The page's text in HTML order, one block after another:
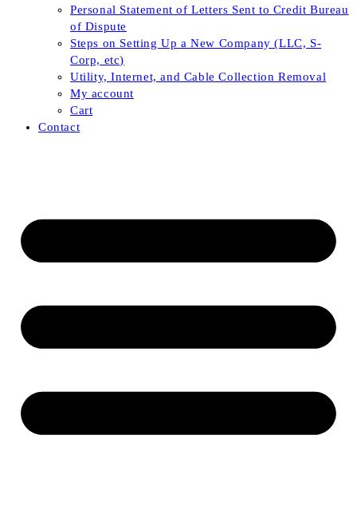
Personal Statement of Letters Sent to Credit Bureau
of Dispute
Steps on Setting Up a New Company (LLC, S-
Corp, etc)
Utility, Internet, and Cable Collection Removal
My account
Cart
Contact